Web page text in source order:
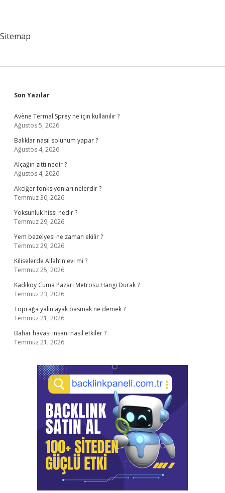
Sitemap
Sidebar
Son Yazılar
Avène Termal Sprey ne için kullanılır ?
Ağustos 5, 2026
Balıklar nasıl solunum yapar ?
Ağustos 4, 2026
Alçağın zıttı nedir ?
Ağustos 4, 2026
Akciğer fonksiyonları nelerdir ?
Temmuz 30, 2026
Yoksunluk hissi nedir ?
Temmuz 29, 2026
Yem bezelyesi ne zaman ekilir ?
Temmuz 29, 2026
Kiliselerde Allah’ın evi mi ?
Temmuz 25, 2026
Kadıköy Cuma Pazarı Metrosu Hangi Durak ?
Temmuz 23, 2026
Toprağa yalın ayak basmak ne demek ?
Temmuz 21, 2026
Bahar havası insanı nasıl etkiler ?
Temmuz 21, 2026